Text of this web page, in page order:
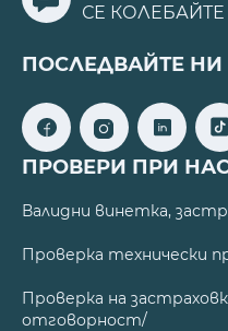
СЕ
ПОСЛЕДВАЙТЕ НИ
ПРОВЕРИ ПРИ
Валидни винетка,
Проверка технически
Проверка на
отговорност/